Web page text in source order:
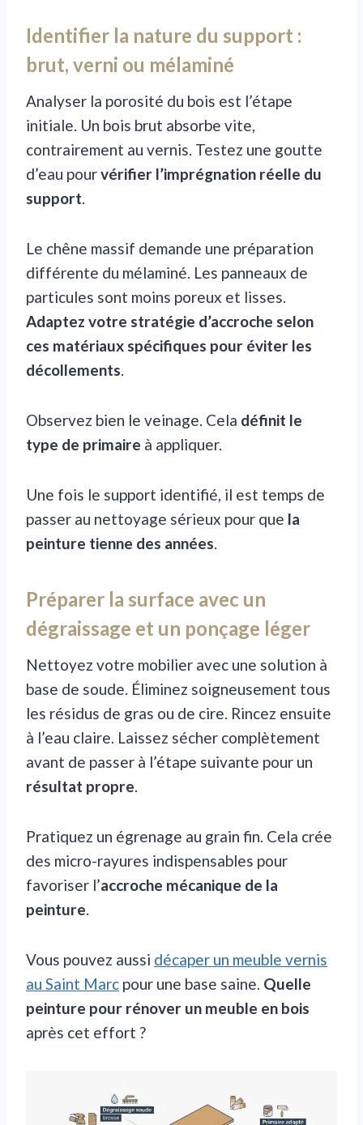
Identifier la nature du support :
brut, verni ou mélaminé
Analyser la porosité du bois est l’étape
initiale. Un bois brut absorbe vite,
contrairement au vernis. Testez une goutte
d’eau pourvérifier l’imprégnation réelle du
support.
Le chêne massif demande une préparation
différente du mélaminé. Les panneaux de
particules sont moins poreux et lisses.
Adaptez votre stratégie d’accroche selon
ces matériaux spécifiques pour éviter les
décollements.
Observez bien le veinage. Cela définit le
type de primaire à appliquer.
Une fois le support identifié, il est temps de
passer au nettoyage sérieux pour que la
peinture tienne des années.
Préparer la surface avec un
dégraissage et un ponçage léger
Nettoyez votre mobilier avec une solution à
base de soude. Éliminez soigneusement tous
les résidus de gras ou de cire. Rincez ensuite
à l’eau claire. Laissez sécher complètement
avant de passer à l’étape suivante pour un
résultat propre.
Pratiquez un égrenage au grain fin. Cela crée
des micro-rayures indispensables pour
favoriser l’accroche mécanique de la
peinture.
Vous pouvez aussi décaper un meuble vernis
au Saint Marc pour une base saine. Quelle
peinture pour rénover un meuble en bois
après cet effort ?